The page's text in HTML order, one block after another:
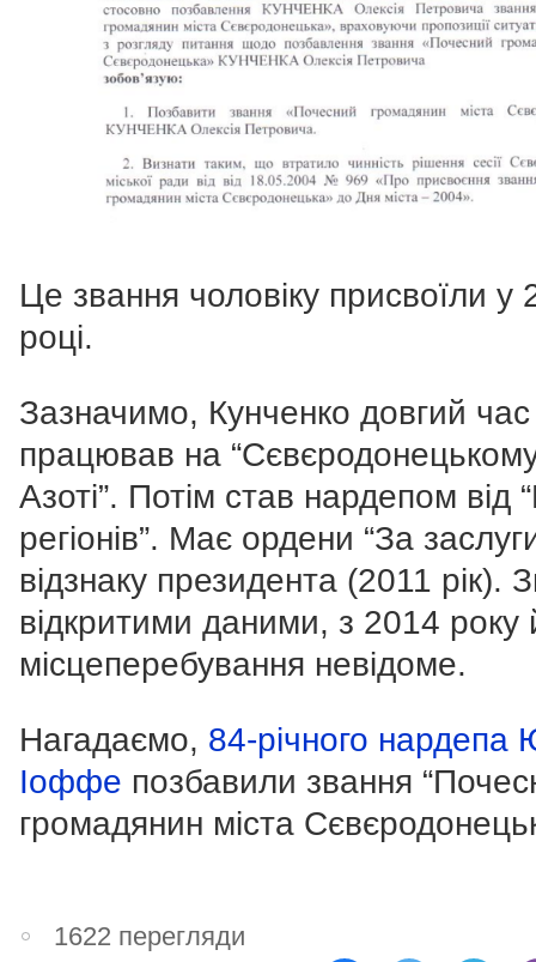
Це звання чоловіку присвоїли у
році.
Зазначимо, Кунченко довгий час
працював на
Азоті”. Потім став нардепом від
регіонів”. Має ордени “За
відзнаку президента (2011 рік).
відкритими даними, з 2014 року
місцеперебування невідоме.
Нагадаємо, 84-річного нардепа
Іоффе позбавили звання
громадянин міста
1622 перегляди